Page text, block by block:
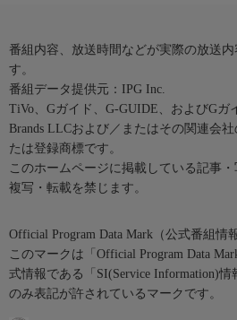
番組内容、放送時間などが実際の放送
す。
番組データ提供元：IPG Inc.
TiVo、Gガイド、G-GUIDE、およびGガ
Brands LLCおよび／またはその関連会
たは登録商標です。
このホームページに掲載している記事
複写・転載を禁じます。
Official Program Data Mark（公式番組情
このマークは「Official Program Data
式情報である「SI(Service Information)
のみ表記が許されているマークです。